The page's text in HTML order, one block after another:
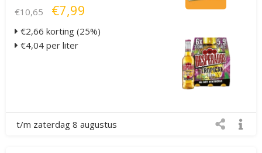
€10,65 €7,99
€2,66 korting (25%)
€4,04 per liter
t/m zaterdag 8 augustus